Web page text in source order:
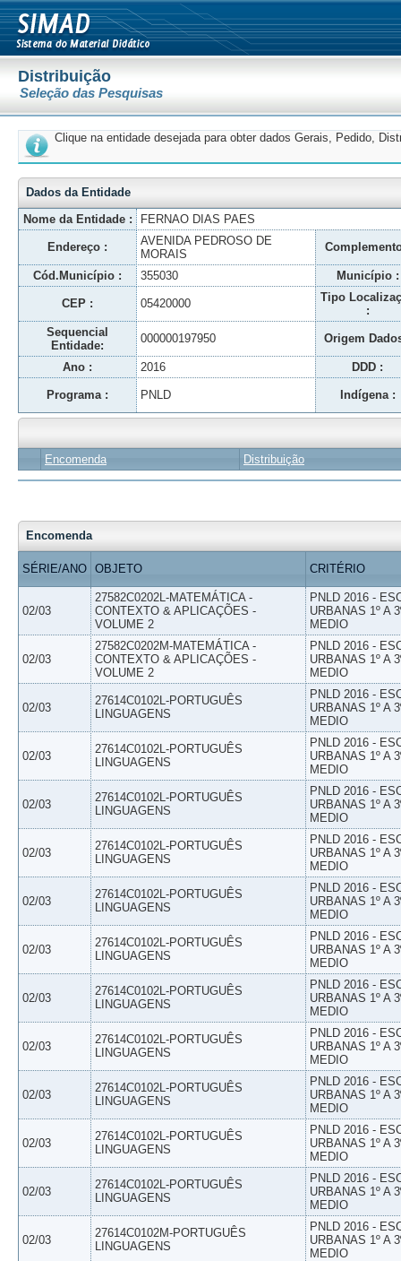
Distribuição
Seleção das Pesquisas
Clique na entidade desejada para obter dados Gerais, Pedido,
Dados da Entidade
Nome da Entidade :
FERNAO DIAS PAES
Endereço :
AVENIDA PEDROSO DE
MORAIS
Cód.Município : 355030 Município :
CEP : 05420000
Tipo
:
Sequencial
Entidade:
000000197950 Origem
Ano : 2016 DDD :
Programa : PNLD Indígena :
Encomenda Distribuição
Encomenda
SÉRIE/ANO OBJETO CRITÉRIO
02/03
27582C0202L-MATEMÁTICA -
CONTEXTO & APLICAÇÕES -
VOLUME 2
PNLD 2016 -
URBANAS 1º A
MEDIO
02/03
27582C0202M-MATEMÁTICA -
CONTEXTO & APLICAÇÕES -
VOLUME 2
PNLD 2016 -
URBANAS 1º A
MEDIO
02/03
27614C0102L-PORTUGUÊS
LINGUAGENS
PNLD 2016 -
URBANAS 1º A
MEDIO
02/03
27614C0102L-PORTUGUÊS
LINGUAGENS
PNLD 2016 -
URBANAS 1º A
MEDIO
02/03
27614C0102L-PORTUGUÊS
LINGUAGENS
PNLD 2016 -
URBANAS 1º A
MEDIO
02/03
27614C0102L-PORTUGUÊS
LINGUAGENS
PNLD 2016 -
URBANAS 1º A
MEDIO
02/03
27614C0102L-PORTUGUÊS
LINGUAGENS
PNLD 2016 -
URBANAS 1º A
MEDIO
02/03
27614C0102L-PORTUGUÊS
LINGUAGENS
PNLD 2016 -
URBANAS 1º A
MEDIO
02/03
27614C0102L-PORTUGUÊS
LINGUAGENS
PNLD 2016 -
URBANAS 1º A
MEDIO
02/03
27614C0102L-PORTUGUÊS
LINGUAGENS
PNLD 2016 -
URBANAS 1º A
MEDIO
02/03
27614C0102L-PORTUGUÊS
LINGUAGENS
PNLD 2016 -
URBANAS 1º A
MEDIO
02/03
27614C0102L-PORTUGUÊS
LINGUAGENS
PNLD 2016 -
URBANAS 1º A
MEDIO
02/03
27614C0102L-PORTUGUÊS
LINGUAGENS
PNLD 2016 -
URBANAS 1º A
MEDIO
02/03
27614C0102M-PORTUGUÊS
LINGUAGENS
PNLD 2016 -
URBANAS 1º A
MEDIO